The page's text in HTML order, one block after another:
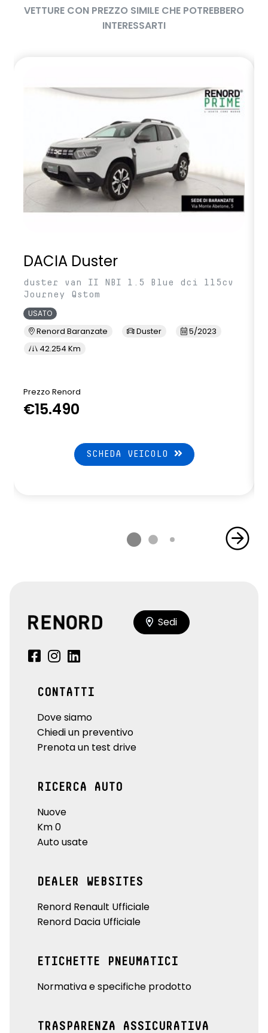
VETTURE CON PREZZO SIMILE CHE POTREBBERO
INTERESSARTI
DACIA Duster
duster van II NBI 1.5 Blue dci 115cv
Journey Qstom
USATO
Renord Baranzate Duster
5/2023
42.254 Km
Prezzo Renord
€15.490
SCHEDA VEICOLO
Sedi
CONTATTI
Dove siamo
Chiedi un preventivo
Prenota un test drive
RICERCA AUTO
Nuove
Km 0
Auto usate
DEALER WEBSITES
Renord Renault Ufficiale
Renord Dacia Ufficiale
ETICHETTE PNEUMATICI
Normativa e specifiche prodotto
TRASPARENZA ASSICURATIVA